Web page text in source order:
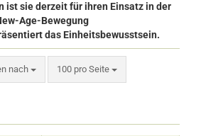
ist sie derzeit für ihren Einsatz in der
Age-Bewegung
das Einheitsbewusstsein.
nach
nach 100 pro Seite
pro Seite